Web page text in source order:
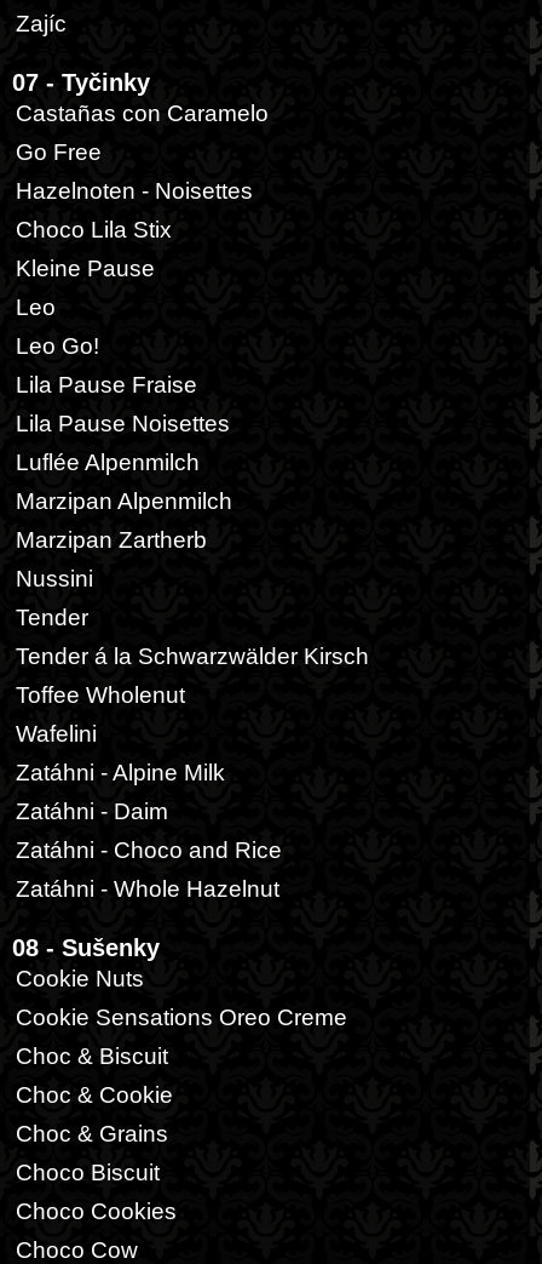
Zajíc
07 - Tyčinky
Castañas con Caramelo
Go Free
Hazelnoten - Noisettes
Choco Lila Stix
Kleine Pause
Leo
Leo Go!
Lila Pause Fraise
Lila Pause Noisettes
Luflée Alpenmilch
Marzipan Alpenmilch
Marzipan Zartherb
Nussini
Tender
Tender á la Schwarzwälder Kirsch
Toffee Wholenut
Wafelini
Zatáhni - Alpine Milk
Zatáhni - Daim
Zatáhni - Choco and Rice
Zatáhni - Whole Hazelnut
08 - Sušenky
Cookie Nuts
Cookie Sensations Oreo Creme
Choc & Biscuit
Choc & Cookie
Choc & Grains
Choco Biscuit
Choco Cookies
Choco Cow